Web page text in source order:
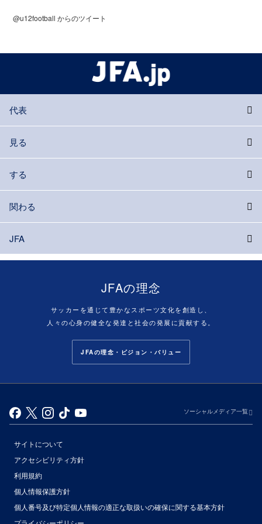
@u12football からのツイート
代表
見る
する
関わる
JFA
JFAの理念
サッカーを通じて豊かなスポーツ文化を創造し、
人々の心身の健全な発達と社会の発展に貢献する。
JFAの理念・ビジョン・バリュー
ソーシャルメディア一覧
サイトについて
アクセシビリティ方針
利用規約
個人情報保護方針
個人番号及び特定個人情報の適正な取扱いの確保に関する基本方針